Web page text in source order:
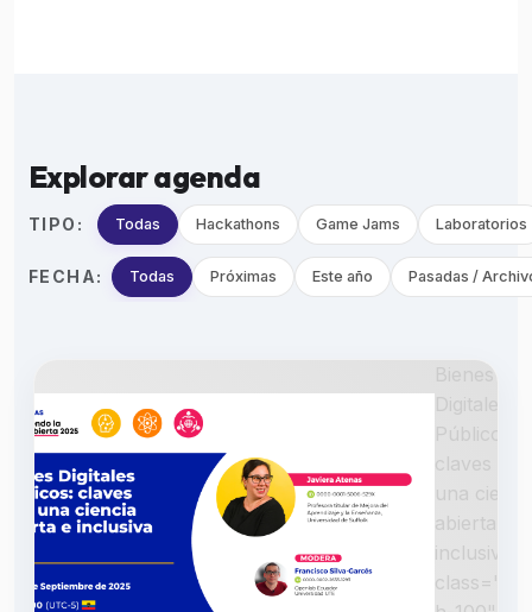
Explorar agenda
TIPO: Todas Hackathons Game Jams Laboratorios
FECHA: Todas Próximas Este año Pasadas /
Bienes
claves
una
abierta e
inclusiva "
class="w-